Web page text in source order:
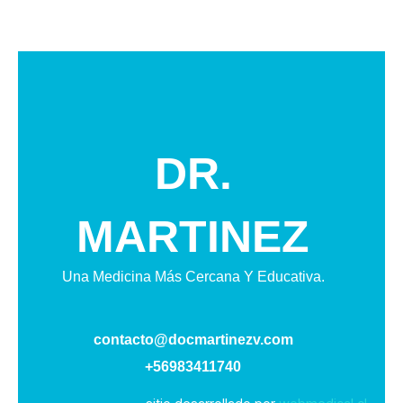
DR.
MARTINEZ
Una Medicina Más Cercana Y Educativa.
contacto@docmartinezv.com
+56983411740